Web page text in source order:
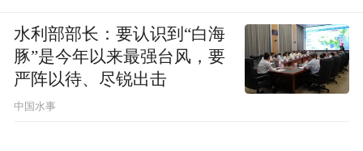
水利部部长：要认识到“白海
豚”是今年以来最强台风，要
严阵以待、尽锐出击
中国水事